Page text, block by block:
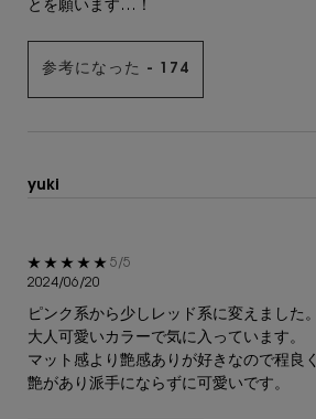
とを願います…！
参考になった - 174
yuki
5星中5。
5/5
2024/06/20
ピンク系から少しレッド系に変えました。
大人可愛いカラーで気に入っています。
マット感より艶感ありが好きなので程良く
艶があり派手にならずに可愛いです。